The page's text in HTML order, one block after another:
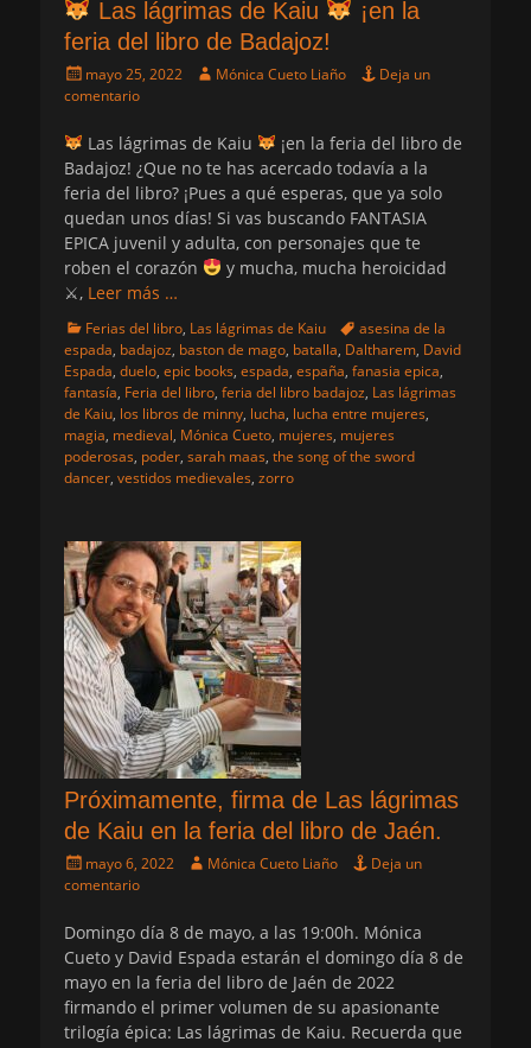
Las lágrimas de Kaiu
¡en la
feria del libro de Badajoz!
Publicado
el
mayo 25, 2022 AutorMónica Cueto Liaño
Deja un
comentario
Las lágrimas de Kaiu
¡en la feria del libro de
Badajoz! ¿Que no te has acercado todavía a la
feria del libro? ¡Pues a qué esperas, que ya solo
quedan unos días! Si vas buscando FANTASIA
EPICA juvenil y adulta, con personajes que te
roben el corazón
y mucha, mucha heroicidad
⚔, Leer más …
Categorias
Ferias del libro, Las lágrimas de Kaiu Etiquetas
asesina de la
espada, badajoz, baston de mago, batalla, Daltharem, David
Espada, duelo, epic books, espada, españa, fanasia epica,
fantasía, Feria del libro, feria del libro badajoz, Las lágrimas
de Kaiu, los libros de minny, lucha, lucha entre mujeres,
magia, medieval, Mónica Cueto, mujeres, mujeres
poderosas, poder, sarah maas, the song of the sword
dancer, vestidos medievales, zorro
Próximamente, firma de Las lágrimas
de Kaiu en la feria del libro de Jaén.
Publicado
el
mayo 6, 2022 AutorMónica Cueto Liaño
Deja un
comentario
Domingo día 8 de mayo, a las 19:00h. Mónica
Cueto y David Espada estarán el domingo día 8 de
mayo en la feria del libro de Jaén de 2022
firmando el primer volumen de su apasionante
trilogía épica: Las lágrimas de Kaiu. Recuerda que